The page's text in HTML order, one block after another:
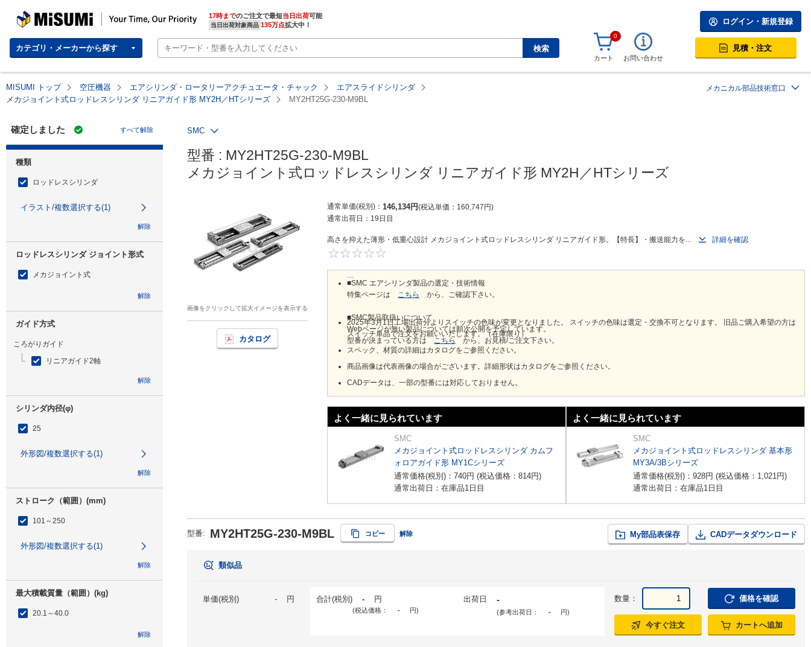
MISUMI | Your Time, Our Priority 17時までのご注文で最短当日出荷
当日出荷対象商品 135万点拡大中！
カテゴリ・メーカーから探す 検索
ログイン・新規登録
0
カート お問い合わせ
見積・注文
MISUMI トップ 空圧機器 エアシリンダ・ロータリーアクチュエータ・チャック
エアスライドシリンダ
メカジョイント式ロッドレスシリンダ リニアガイド形 MY2H／HTシリーズ
MY2HT25G-230-M9BL
メカニカル部品技術窓口
確定しました すべて解除
種類
ロッドレスシリンダ
イラスト/複数選択する(1)
解除
ロッドレスシリンダ ジョイント形式
メカジョイント式
解除
ガイド方式
ころがりガイド
リニアガイド2軸
解除
シリンダ内径(φ)
25
外形図/複数選択する(1)
解除
ストローク（範囲）(mm)
101～250
外形図/複数選択する(1)
解除
最大積載質量（範囲）(kg)
20.1～40.0
解除
SMC
型番 : MY2HT25G-230-M9BL
メカジョイント式ロッドレスシリンダ リニアガイド形 MY2H／HTシリーズ
画像をクリックして拡大イメージを表示する
カタログ
通常単価(税別) 146,134円 税込単価 160,747円
通常出荷日： 19日目
高さを抑えた薄形・低重心設計 メカジョイント式ロッドレスシリンダ リニアガイド形。【特長】・搬送能力を...
詳細を確認
■SMC エアシリンダ製品の選定・技術情報
特集ページは こちら から、ご確認下さい。
■SMC製品取扱いについて
Webページが無い製品については順次公開を予定しています。
型番が決まっている方は こちら から、お見積/ご注文下さい。
2025年3月1日工場出荷分よりスイッチの色味が変更となりました。 スイッチの色味は選定・交換不可となります。 旧品ご購入希望の方は
スイッチ単品で注文をお願いいたします。（在庫限り）
スペック、材質の詳細はカタログをご参照ください。
商品画像は代表画像の場合がございます。詳細形状はカタログをご参照ください。
CADデータは、一部の型番には対応しておりません。
よく一緒に見られています
SMC
メカジョイント式ロッドレスシリンダ カムフ
ォロアガイド形 MY1Cシリーズ
通常価格(税別)： 740円 (税込価格： 814円)
通常出荷日：在庫品1日目
よく一緒に見られています
SMC
メカジョイント式ロッドレスシリンダ 基本形
MY3A/3Bシリーズ
通常価格(税別)： 928円 (税込価格： 1,021円)
通常出荷日：在庫品1日目
型番: MY2HT25G-230-M9BL コピー 解除 My部品表保存 CADデータダウンロード
類似品
単価(税別) - 円 合計(税別) - 円
(税込価格： - 円)
出荷日 -
(参考出荷日： - 円)
数量： 価格を確認
今すぐ注文 カートへ追加